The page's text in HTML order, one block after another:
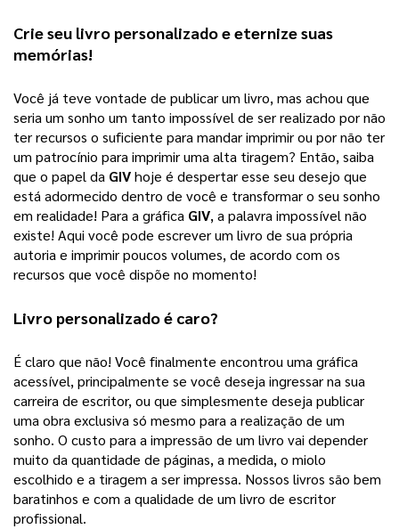
Crie seu livro personalizado e eternize suas
memórias!
Você já teve vontade de publicar um livro, mas achou que
seria um sonho um tanto impossível de ser realizado por não
ter recursos o suficiente para mandar imprimir ou por não ter
um patrocínio para imprimir uma alta tiragem? Então, saiba
que o papel da GIVhoje é despertar esse seu desejo que
está adormecido dentro de você e transformar o seu sonho
em realidade! Para a gráfica GIV, a palavra impossível não
existe! Aqui você pode escrever um livro de sua própria
autoria e imprimir poucos volumes, de acordo com os
recursos que você dispõe no momento!
Livro personalizado é caro?
É claro que não! Você finalmente encontrou uma gráfica
acessível, principalmente se você deseja ingressar na sua
carreira de escritor, ou que simplesmente deseja publicar
uma obra exclusiva só mesmo para a realização de um
sonho. O custo para a impressão de um livro vai depender
muito da quantidade de páginas, a medida, o miolo
escolhido e a tiragem a ser impressa. Nossos livros são bem
baratinhos e com a qualidade de um livro de escritor
profissional.